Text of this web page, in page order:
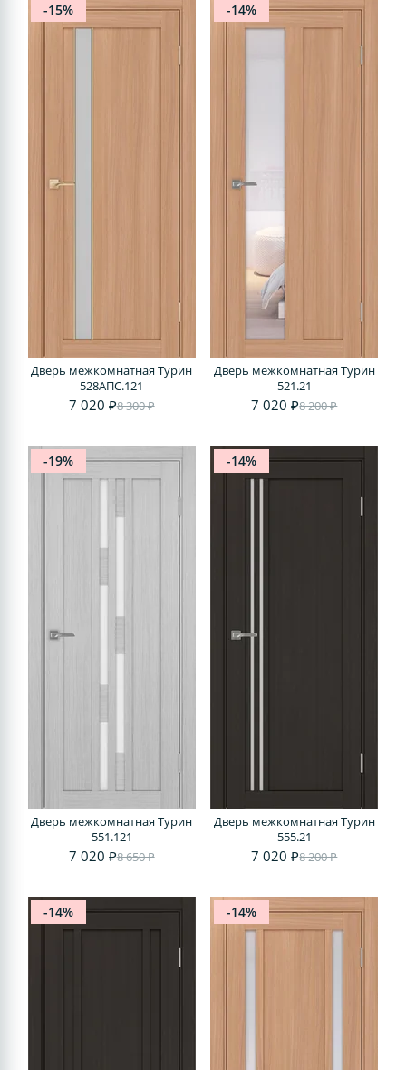
-15%
Дверь межкомнатная Турин
528AПС.121
7 020 ₽8 300 ₽
-14%
Дверь межкомнатная Турин
521.21
7 020 ₽8 200 ₽
-19%
Дверь межкомнатная Турин
551.121
7 020 ₽8 650 ₽
-14%
Дверь межкомнатная Турин
555.21
7 020 ₽8 200 ₽
-14% -14%